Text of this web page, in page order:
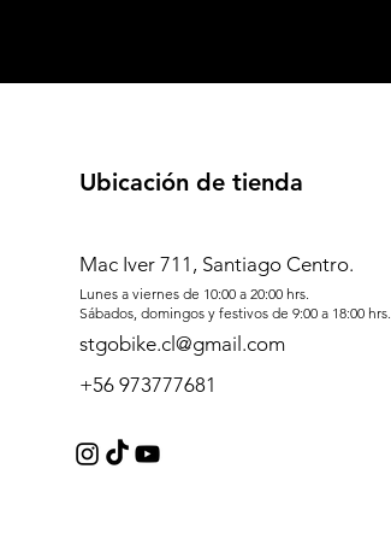
Ubicación de tienda
Mac Iver 711, Santiago Centro.
Lunes a viernes de 10:00 a 20:00 hrs.
Sábados, domingos y festivos de 9:00 a 18:00 hrs.
stgobike.cl@gmail.com
+56 973777681